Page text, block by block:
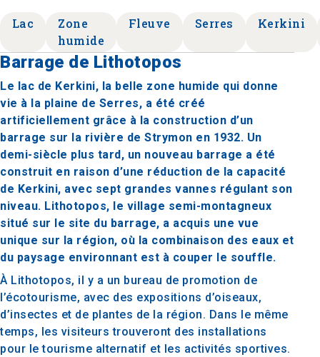
Lac
Zone
humide
Fleuve Serres Kerkini
Barrage de Lithotopos
Le lac de Kerkini, la belle zone humide qui donne
vie à la plaine de Serres, a été créé
artificiellement grâce à la construction d’un
barrage sur la rivière de Strymon en 1932. Un
demi-siècle plus tard, un nouveau barrage a été
construit en raison d’une réduction de la capacité
de Kerkini, avec sept grandes vannes régulant son
niveau. Lithotopos, le village semi-montagneux
situé sur le site du barrage, a acquis une vue
unique sur la région, où la combinaison des eaux et
du paysage environnant est à couper le souffle.
À Lithotopos, il y a un bureau de promotion de
l’écotourisme, avec des expositions d’oiseaux,
d’insectes et de plantes de la région. Dans le même
temps, les visiteurs trouveront des installations
pour le tourisme alternatif et les activités sportives.